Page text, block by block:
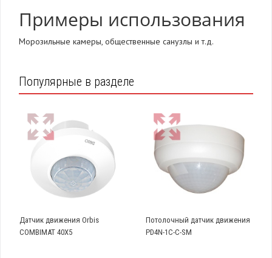
Примеры использования
Морозильные камеры, общественные санузлы и т.д.
Популярные в разделе
Датчик движения Orbis
COMBIMAT 40X5
Потолочный датчик движения
PD4N-1C-C-SM